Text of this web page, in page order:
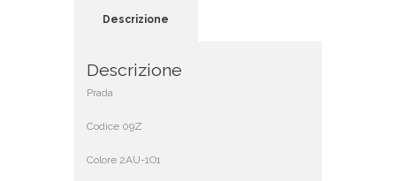
Descrizione
Descrizione
Prada
Codice 09Z
Colore 2AU-1O1